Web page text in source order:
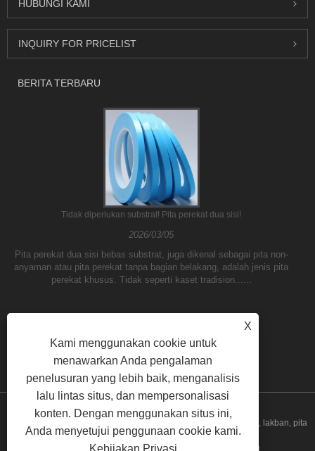
HUBUNGI KAMI
INQUIRY FOR PRICELIST
BERITA TERBARU
Tidak diperlukan substrat! Pita perekat dua sisi!
2026/03/05
Pita perekat dua sisi bebas substrat, juga dikenal sebagai pita non-
anyaman atau pita perekat tanpa bagian belakang, adalah jenis pita
perekat khusus. Tidak seperti kaset tradision......
Hak Cipta © 2023 Yilane (Shanghai) Industrial Co Ltd - Tape PVC, lakban, pita
pengepakan - Semua hak dilindungi undang -undang
X
Kami menggunakan cookie untuk
menawarkan Anda pengalaman
penelusuran yang lebih baik, menganalisis
lalu lintas situs, dan mempersonalisasi
konten. Dengan menggunakan situs ini,
Anda menyetujui penggunaan cookie kami.
Kebijakan Privasi